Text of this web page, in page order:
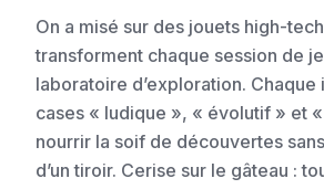
On a misé sur des jouets high-
transforment chaque session de
laboratoire d’exploration.
cases « ludique », « évolutif » et
nourrir la soif de découvertes
d’un tiroir. Cerise sur le gâteau :